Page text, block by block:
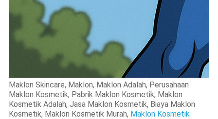
Maklon Skincare, Maklon, Maklon Adalah, Perusahaan
Maklon Kosmetik, Pabrik Maklon Kosmetik, Maklon
Kosmetik Adalah, Jasa Maklon Kosmetik, Biaya Maklon
Kosmetik, Maklon Kosmetik Murah, Maklon Kosmetik